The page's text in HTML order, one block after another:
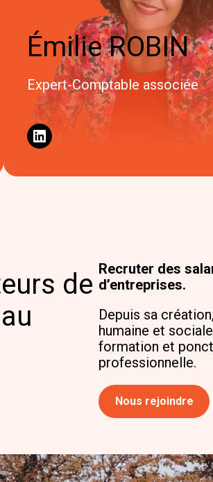
Émilie ROBIN
Expert-Comptable associée
LinkedIn
de Recruter des
d’entreprises.
Depuis sa
humaine et
formation et
professionnelle.
Nous rejoindre